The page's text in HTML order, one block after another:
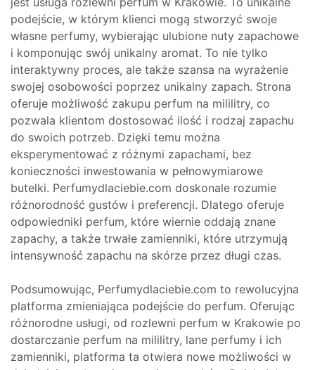
podejście, w którym klienci mogą stworzyć swoje
własne perfumy, wybierając ulubione nuty zapachowe
i komponując swój unikalny aromat. To nie tylko
interaktywny proces, ale także szansa na wyrażenie
swojej osobowości poprzez unikalny zapach. Strona
oferuje możliwość zakupu perfum na mililitry, co
pozwala klientom dostosować ilość i rodzaj zapachu
do swoich potrzeb. Dzięki temu można
eksperymentować z różnymi zapachami, bez
konieczności inwestowania w pełnowymiarowe
butelki. Perfumydlaciebie.com doskonale rozumie
różnorodność gustów i preferencji. Dlatego oferuje
odpowiedniki perfum, które wiernie oddają znane
zapachy, a także trwałe zamienniki, które utrzymują
intensywność zapachu na skórze przez długi czas.
Podsumowując, Perfumydlaciebie.com to rewolucyjna
platforma zmieniająca podejście do perfum. Oferując
różnorodne usługi, od rozlewni perfum w Krakowie po
dostarczanie perfum na mililitry, lane perfumy i ich
zamienniki, platforma ta otwiera nowe możliwości w